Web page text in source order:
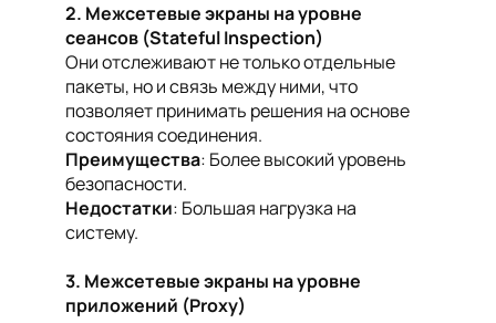
2. Межсетевые экраны на уровне
сеансов (Stateful Inspection)
Они отслеживают не только отдельные
пакеты, но и связь между ними, что
позволяет принимать решения на основе
состояния соединения.
Преимущества: Более высокий уровень
безопасности.
Недостатки: Большая нагрузка на
систему.
3. Межсетевые экраны на уровне
приложений (Proxy)